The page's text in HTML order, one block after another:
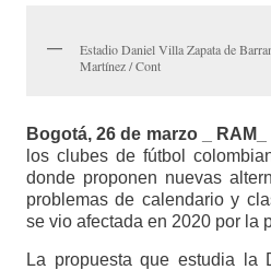
Estadio Daniel Villa Zapata de
Martínez / Cont
Bogotá, 26 de marzo _ RAM_
los clubes de fútbol
donde proponen nuevas
problemas de calendario y
se vio afectada en 2020 por la
La propuesta que estudia la